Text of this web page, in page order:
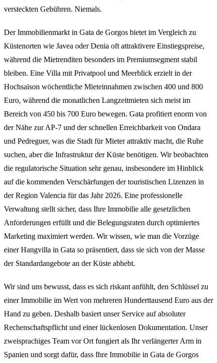
versteckten Gebühren. Niemals.
Der Immobilienmarkt in Gata de Gorgos bietet im Vergleich zu
Küstenorten wie Javea oder Denia oft attraktivere Einstiegspreise,
während die Mietrenditen besonders im Premiumsegment stabil
bleiben. Eine Villa mit Privatpool und Meerblick erzielt in der
Hochsaison wöchentliche Mieteinnahmen zwischen 400 und 800
Euro, während die monatlichen Langzeitmieten sich meist im
Bereich von 450 bis 700 Euro bewegen. Gata profitiert enorm von
der Nähe zur AP-7 und der schnellen Erreichbarkeit von Ondara
und Pedreguer, was die Stadt für Mieter attraktiv macht, die Ruhe
suchen, aber die Infrastruktur der Küste benötigen. Wir beobachten
die regulatorische Situation sehr genau, insbesondere im Hinblick
auf die kommenden Verschärfungen der touristischen Lizenzen in
der Region Valencia für das Jahr 2026. Eine professionelle
Verwaltung stellt sicher, dass Ihre Immobilie alle gesetzlichen
Anforderungen erfüllt und die Belegungsraten durch optimiertes
Marketing maximiert werden. Wir wissen, wie man die Vorzüge
einer Hangvilla in Gata so präsentiert, dass sie sich von der Masse
der Standardangebote an der Küste abhebt.
Wir sind uns bewusst, dass es sich riskant anfühlt, den Schlüssel zu
einer Immobilie im Wert von mehreren Hunderttausend Euro aus der
Hand zu geben. Deshalb basiert unser Service auf absoluter
Rechenschaftspflicht und einer lückenlosen Dokumentation. Unser
zweisprachiges Team vor Ort fungiert als Ihr verlängerter Arm in
Spanien und sorgt dafür, dass Ihre Immobilie in Gata de Gorgos